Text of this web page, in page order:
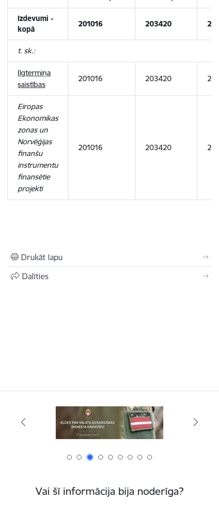
Izdevumi -
kopā
201016 203420 2
t. sk.:
Ilgtermiņa
saistības
201016 203420 2
Eiropas
Ekonomikas
zonas un
Norvēģijas
finanšu
instrumentu
finansētie
projekti
201016 203420 2
Drukāt lapu
Dalīties
Vai šī informācija bija noderīga?